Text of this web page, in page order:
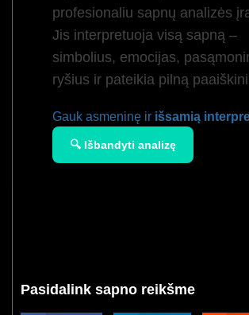
profesionaliu sapnų analizės
Jis interpretuoja visą sapną –
simbolius, emocijas,
ryšius ir pateikia pilną
Gauk asmeninę ir išsamią
🔍 Išbandyti analizę
Pasidalink sapno reikšme